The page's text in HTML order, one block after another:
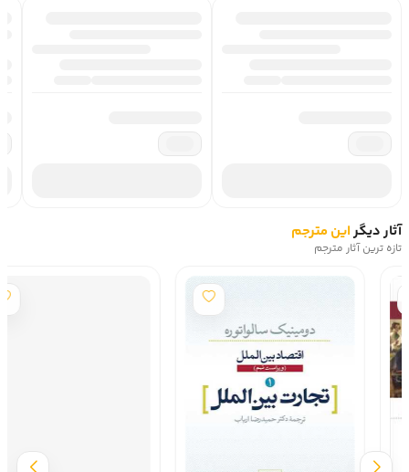
آثار دیگراین مترجم
تازه ترین آثار مترجم